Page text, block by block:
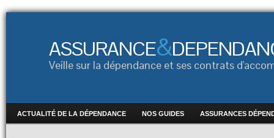
ASSURANCE&
Veille sur la dépendance et ses contrats
ACTUALITÉ DE LA DÉPENDANCE NOS GUIDES ASSURANCES